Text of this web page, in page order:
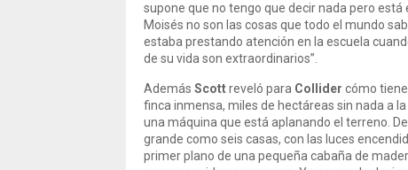
supone que no tengo que decir nada pero
Moisés no son las cosas que todo el mundo
estaba prestando atención en la escuela
de su vida son extraordinarios”.
Además Scottreveló para Collider cómo
finca inmensa, miles de hectáreas sin nada a
una máquina que está aplanando el terreno.
grande como seis casas, con las luces
primer plano de una pequeña cabaña de